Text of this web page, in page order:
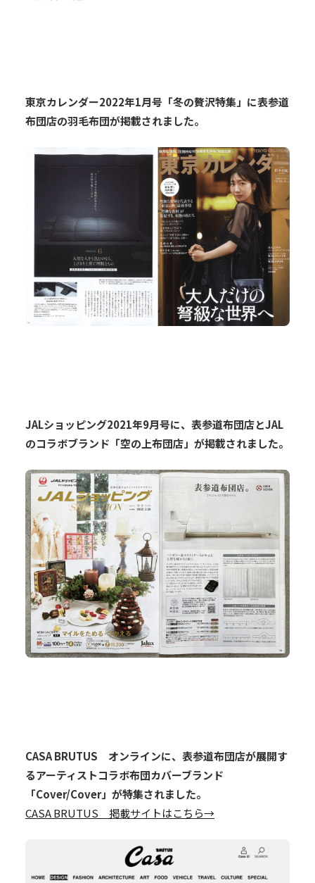
東京カレンダー2022年1月号「冬の贅沢特集」に表参道
布団店の羽毛布団が掲載されました。
JALショッピング2021年9月号に、表参道布団店とJAL
のコラボブランド「空の上布団店」が掲載されました。
CASA BRUTUS オンラインに、表参道布団店が展開す
るアーティストコラボ布団カバーブランド
「Cover/Cover」が特集されました。
CASA BRUTUS 掲載サイトはこちら→